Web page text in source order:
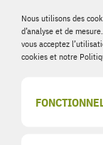
Nous utilisons des
d’analyse et de
vous acceptez
cookies et notre